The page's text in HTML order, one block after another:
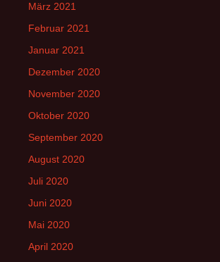
März 2021
Februar 2021
Januar 2021
Dezember 2020
November 2020
Oktober 2020
September 2020
August 2020
Juli 2020
Juni 2020
Mai 2020
April 2020